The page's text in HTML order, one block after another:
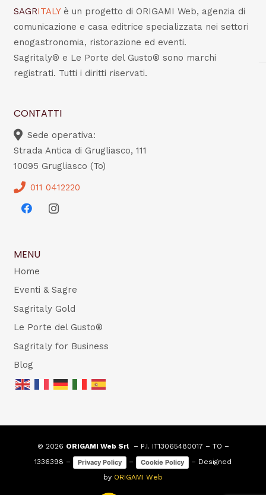
SAGRITALY è un progetto di ORIGAMI Web, agenzia di
comunicazione e casa editrice specializzata nei settori
enogastronomia, ristorazione ed eventi.
Sagritaly® e Le Porte del Gusto® sono marchi
registrati. Tutti i diritti riservati.
CONTATTI
Sede operativa:
Strada Antica di Grugliasco, 111
10095 Grugliasco (To)
011 0412220
MENU
Home
Eventi & Sagre
Sagritaly Gold
Le Porte del Gusto®
Sagritaly for Business
Blog
© 2026 ORIGAMI Web Srl– P.I. IT13065480017 – TO –
1336398 –
Privacy Policy – Cookie Policy
– Designed
by ORIGAMI Web